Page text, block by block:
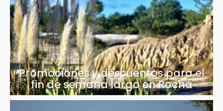
Promociones y descuentos para el
fin de semana largo en Rocha